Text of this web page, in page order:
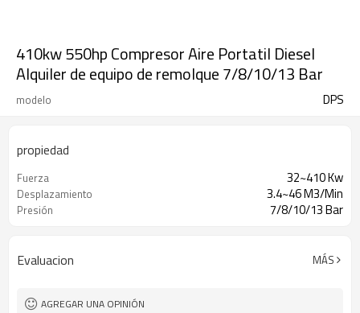
410kw 550hp Compresor Aire Portatil Diesel
Alquiler de equipo de remolque 7/8/10/13 Bar
modelo DPS
propiedad
Fuerza 32~410 Kw
Desplazamiento 3.4~46 M3/Min
Presión 7/8/10/13 Bar
Evaluacion MÁS
AGREGAR UNA OPINIÓN